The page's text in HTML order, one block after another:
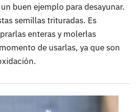
buen ejemplo para desayunar.
semillas trituradas. Es
enteras y molerlas
de usarlas, ya que son